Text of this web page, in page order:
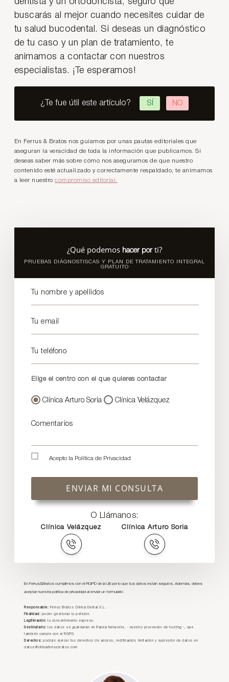
buscarás al mejor cuando necesites cuidar de
tu salud bucodental. Si deseas un diagnóstico
de tu caso y un plan de tratamiento, te
animamos a contactar con nuestros
especialistas. ¡Te esperamos!
¿Te fue útil este artículo? SÍ NO
En Ferrus & Bratos nos guiamos por unas pautas editoriales que
aseguran la veracidad de toda la información que publicamos. Si
deseas saber más sobre cómo nos aseguramos de que nuestro
contenido esté actualizado y correctamente respaldado, te animamos
a leer nuestrocompromiso editorial.
¿Qué podemos hacer porti?
PRUEBAS DIÁGNOSTISCAS Y PLAN DE TRATAMIENTO INTEGRAL
GRATUITO
Tu nombre y apellidos
Tu email
Tu teléfono
Elige el centro con el que quieres contactar
Clínica Arturo Soria Clínica Velázquez
Comentarios
Acepto la Política de Privacidad
ENVIAR MI CONSULTA
O Llámanos:
Clínica Velázquez Clínica Arturo Soria
En Ferrus&Bratos cumplimos con el RGPD de la UE por lo que tus datos están seguros. Además, debes
aceptar nuestra política de privacidad al enviar un formulario:
Responsable: Ferrus Bratos Clínica Dental S.L.
Finalidad: poder gestionar tu petición.
Legitimación: tu consentimiento expreso.
Destinatario: tus datos se guardarán en Raiola Networks, - nuestro proveedor de hosting -, que
también cumple con el RGPD.
Derechos: podrás ejercer tus derechos de acceso, rectificación, limitación y supresión de datos en
datos@clinicaferrusbratos.com